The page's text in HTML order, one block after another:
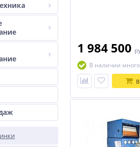
1 984 500
В наличии много